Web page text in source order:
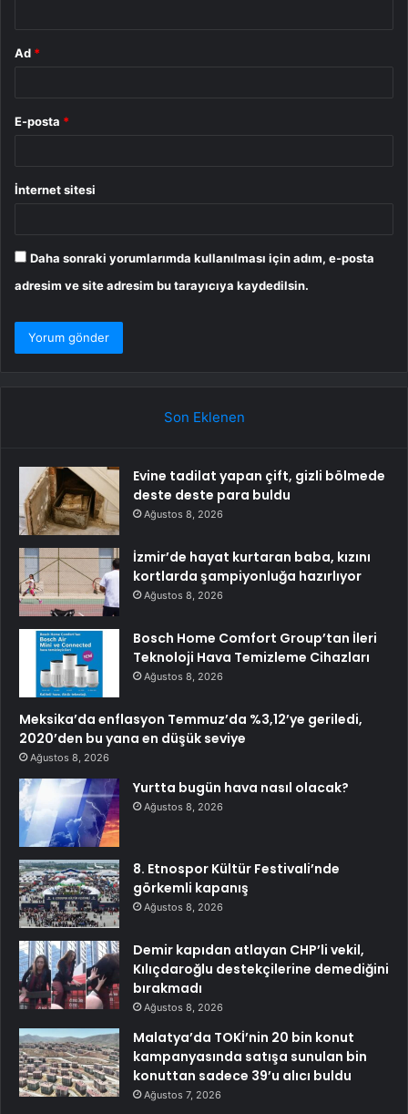
Ad *
E-posta *
İnternet sitesi
Daha sonraki yorumlarımda kullanılması için adım, e-posta
adresim ve site adresim bu tarayıcıya kaydedilsin.
Son Eklenen
Evine tadilat yapan çift, gizli bölmede
deste deste para buldu
Ağustos 8, 2026
İzmir’de hayat kurtaran baba, kızını
kortlarda şampiyonluğa hazırlıyor
Ağustos 8, 2026
Bosch Home Comfort Group’tan İleri
Teknoloji Hava Temizleme Cihazları
Ağustos 8, 2026
Meksika’da enflasyon Temmuz’da %3,12’ye geriledi,
2020’den bu yana en düşük seviye
Ağustos 8, 2026
Yurtta bugün hava nasıl olacak?
Ağustos 8, 2026
8. Etnospor Kültür Festivali’nde
görkemli kapanış
Ağustos 8, 2026
Demir kapıdan atlayan CHP’li vekil,
Kılıçdaroğlu destekçilerine demediğini
bırakmadı
Ağustos 8, 2026
Malatya’da TOKİ’nin 20 bin konut
kampanyasında satışa sunulan bin
konuttan sadece 39’u alıcı buldu
Ağustos 7, 2026